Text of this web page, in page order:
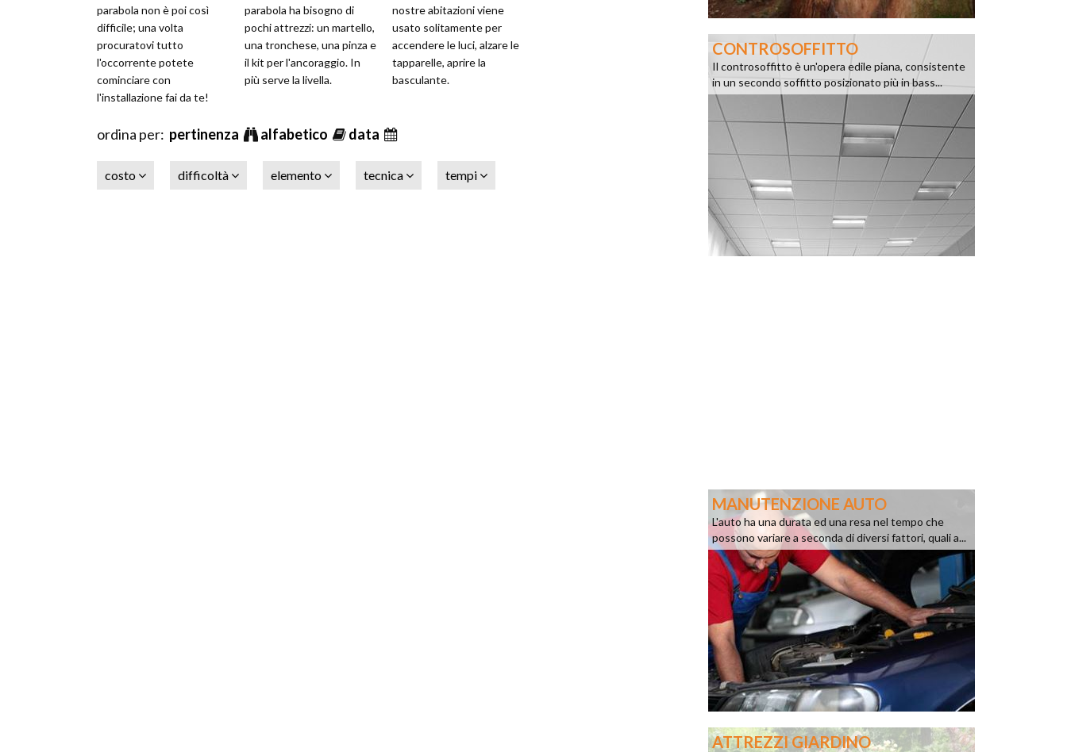
parabola non è poi così
difficile; una volta
procuratovi tutto
l'occorrente potete
cominciare con
l'installazione fai da te!
parabola ha bisogno di
pochi attrezzi: un martello,
una tronchese, una pinza e
il kit per l'ancoraggio. In
più serve la livella.
nostre abitazioni viene
usato solitamente per
accendere le luci, alzare le
tapparelle, aprire la
basculante.
ordina per: pertinenza alfabetico data
costo difficoltà elemento tecnica tempi
CONTROSOFFITTO
Il controsoffitto è un'opera edile piana, consistente
in un secondo soffitto posizionato più in bass...
MANUTENZIONE AUTO
L'auto ha una durata ed una resa nel tempo che
possono variare a seconda di diversi fattori, quali a...
ATTREZZI GIARDINO